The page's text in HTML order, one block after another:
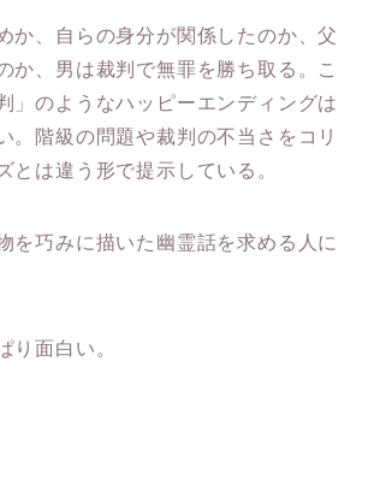
か、自らの身分が関係したのか、父
か、男は裁判で無罪を勝ち取る。こ
」のようなハッピーエンディングは
。階級の問題や裁判の不当さをコリ
とは違う形で提示している。
を巧みに描いた幽霊話を求める人に
り面白い。